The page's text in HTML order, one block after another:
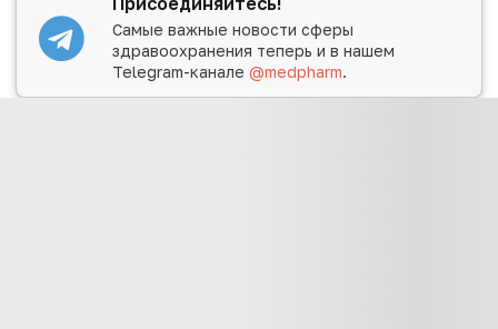
Самые важные новости сферы
здравоохранения теперь и в нашем
Telegram-канале@medpharm.